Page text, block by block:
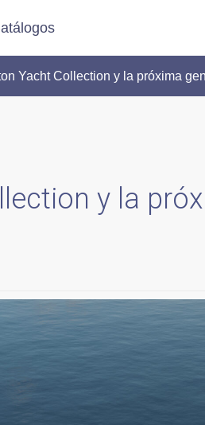
Yacht Collection y la próxima
y la